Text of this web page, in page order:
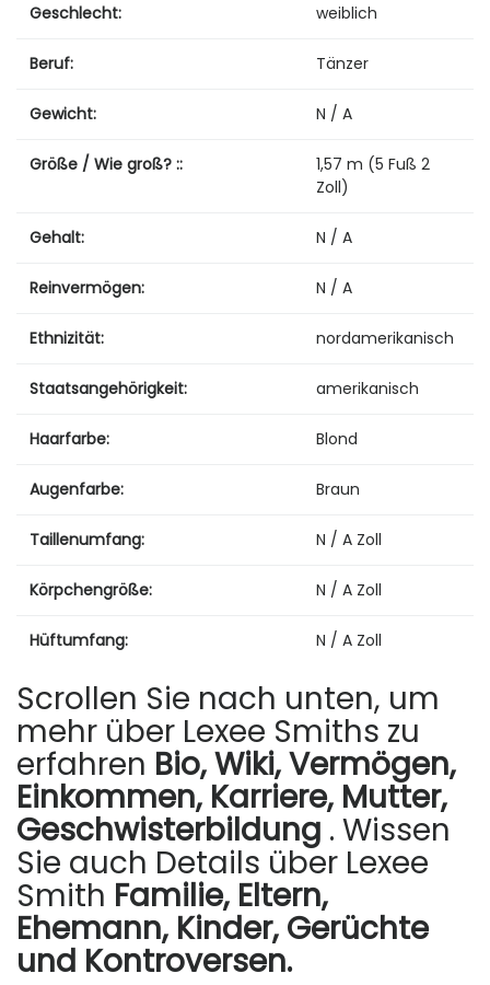
Geschlecht: weiblich
Beruf: Tänzer
Gewicht: N / A
Größe / Wie groß? ::
1,57 m (5 Fuß 2
Zoll)
Gehalt: N / A
Reinvermögen: N / A
Ethnizität: nordamerikanisch
Staatsangehörigkeit: amerikanisch
Haarfarbe: Blond
Augenfarbe: Braun
Taillenumfang: N / A Zoll
Körpchengröße: N / A Zoll
Hüftumfang: N / A Zoll
Scrollen Sie nach unten, um
mehr über Lexee Smiths zu
erfahren Bio, Wiki, Vermögen,
Einkommen, Karriere, Mutter,
Geschwisterbildung . Wissen
Sie auch Details über Lexee
Smith Familie, Eltern,
Ehemann, Kinder, Gerüchte
und Kontroversen.